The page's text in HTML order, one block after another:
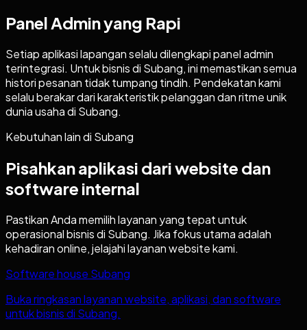
Panel Admin yang Rapi
Setiap aplikasi lapangan selalu dilengkapi panel admin
terintegrasi. Untuk bisnis di Subang, ini memastikan semua
histori pesanan tidak tumpang tindih. Pendekatan kami
selalu berakar dari karakteristik pelanggan dan ritme unik
dunia usaha di Subang.
Kebutuhan lain di Subang
Pisahkan aplikasi dari website dan
software internal
Pastikan Anda memilih layanan yang tepat untuk
operasional bisnis di Subang. Jika fokus utama adalah
kehadiran online, jelajahi layanan website kami.
Software house Subang
Buka ringkasan layanan website, aplikasi, dan software
untuk bisnis di Subang.